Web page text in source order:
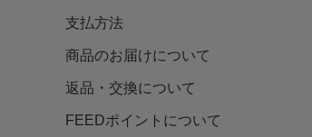
支払方法
商品のお届けについて
返品・交換について
FEEDポイントについて